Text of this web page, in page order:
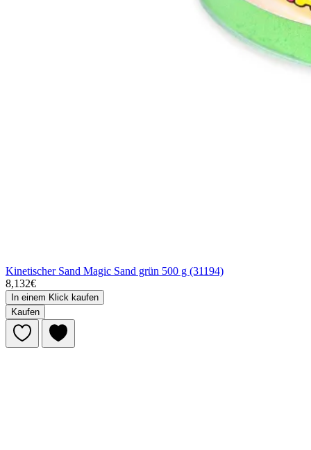
Kinetischer Sand Magic Sand grün 500 g (31194)
8,132€
In einem Klick kaufen
Kaufen